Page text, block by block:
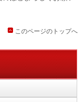
このページのトップへ